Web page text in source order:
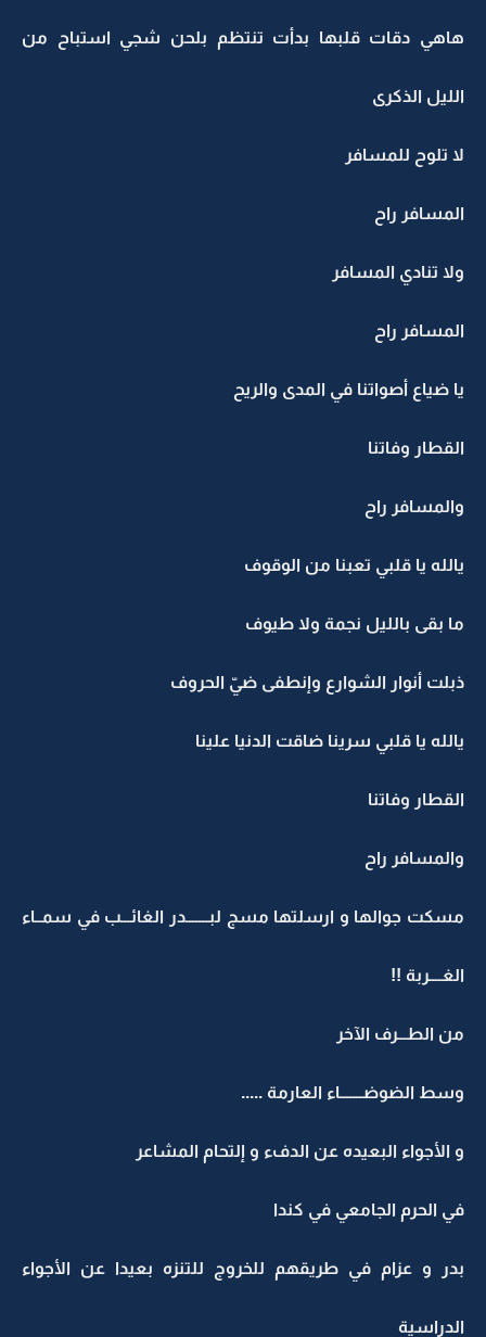
هاهي دقات قلبها بدأت تنتظم بلحن شجي استباح من
الليل الذكرى
لا تلوح للمسافر
المسافر راح
ولا تنادي المسافر
المسافر راح
يا ضياع أصواتنا في المدى والريح
القطار وفاتنا
والمسافر راح
يالله يا قلبي تعبنا من الوقوف
ما بقى بالليل نجمة ولا طيوف
ذبلت أنوار الشوارع وإنطفى ضيّ الحروف
يالله يا قلبي سرينا ضاقت الدنيا علينا
القطار وفاتنا
والمسافر راح
مسكت جوالها و ارسلتها مسج لبـــــــدر الغائـــب في سمــاء
الغــــربة !!
من الطـــرف الآخر
وسط الضوضـــــــاء العارمة .....
و الأجواء البعيده عن الدفء و إلتحام المشاعر
في الحرم الجامعي في كندا
بدر و عزام في طريقهم للخروج للتنزه بعيدا عن الأجواء
الدراسية